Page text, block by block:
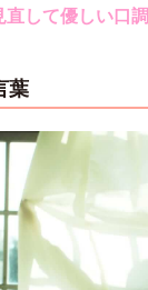
直して優しい口調
葉